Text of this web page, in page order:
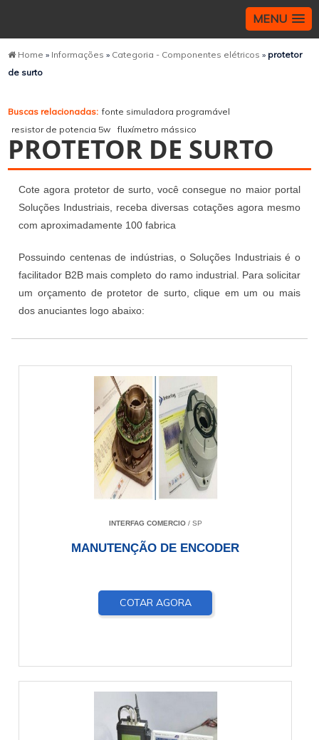
MENU
Home » Informações» Categoria - Componentes elétricos» protetor
de surto
Buscas relacionadas: fonte simuladora programável
resistor de potencia 5w
fluxímetro mássico
PROTETOR DE SURTO
Cote agora protetor de surto, você consegue no maior portal
Soluções Industriais, receba diversas cotações agora mesmo
com aproximadamente 100 fabrica
Possuindo centenas de indústrias, o Soluções Industriais é o
facilitador B2B mais completo do ramo industrial. Para solicitar
um orçamento de protetor de surto, clique em um ou mais
dos anuciantes logo abaixo:
INTERFAG COMERCIO/ SP
MANUTENÇÃO DE ENCODER
COTAR AGORA